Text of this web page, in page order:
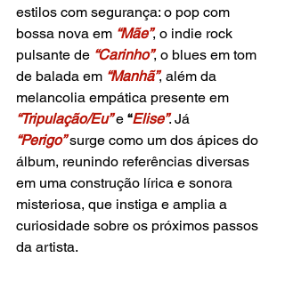
estilos com segurança: o pop com
bossa nova em “Mãe”, o indie rock
pulsante de “Carinho”, o blues em tom
de balada em “Manhã”, além da
melancolia empática presente em
“Tripulação/Eu” e “Elise”. Já
“Perigo” surge como um dos ápices do
álbum, reunindo referências diversas
em uma construção lírica e sonora
misteriosa, que instiga e amplia a
curiosidade sobre os próximos passos
da artista.